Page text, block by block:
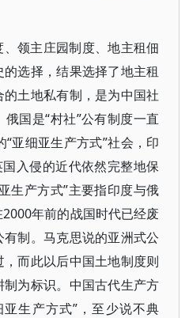
领主庄园制度、地主租佃
选择，结果选择了地主租
土地私有制，是为中国社
国是“村社”公有制度一直
亚细亚生产方式”社会，印
入侵的近代依然完整地保
生产方式”主要指印度与俄
年前的战国时代已经废
制。马克思说的亚洲式公
而此以后中国土地制度则
为标识。中国古代生产方
生产方式”，至少说不典